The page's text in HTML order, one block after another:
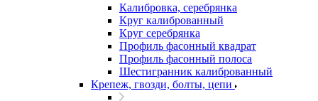
Калибровка, серебрянка
Круг калиброванный
Круг серебрянка
Профиль фасонный квадрат
Профиль фасонный полоса
Шестигранник калиброванный
Крепеж, гвозди, болты, цепи